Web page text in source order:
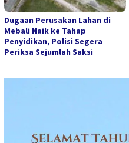
Dugaan Perusakan Lahan di
Mebali Naik ke Tahap
Penyidikan, Polisi Segera
Periksa Sejumlah Saksi